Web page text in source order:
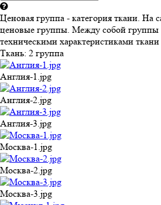
Ценовая группа - категория ткани. На
ценовые группы. Между собой группы
техническими характеристиками
Ткань: 2 группа
Англия-1.jpg
Англия-2.jpg
Англия-3.jpg
Москва-1.jpg
Москва-2.jpg
Москва-3.jpg